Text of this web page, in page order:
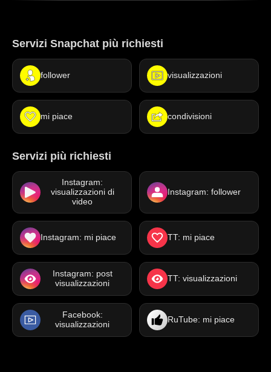
Servizi Snapchat più richiesti
follower visualizzazioni
mi piace condivisioni
Servizi più richiesti
Instagram:
visualizzazioni di
video
Instagram: follower
Instagram: mi piace TT: mi piace
Instagram: post
visualizzazioni
TT: visualizzazioni
Facebook:
visualizzazioni
RuTube: mi piace